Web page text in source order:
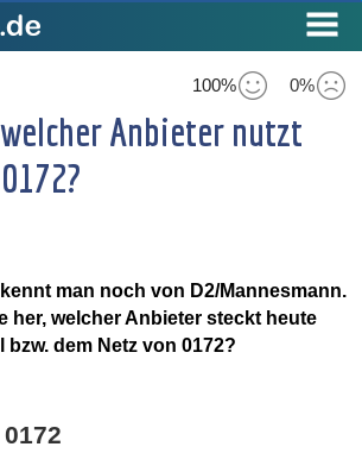
100% 0%
Anbieter nutzt
man noch von D2/Mannesmann.
her, welcher Anbieter steckt heute
bzw. dem Netz von 0172?